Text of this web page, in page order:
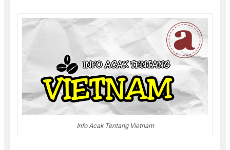
Info Acak Tentang Vietnam